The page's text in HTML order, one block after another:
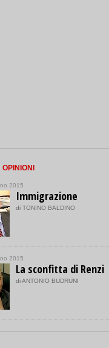
OPINIONI
2015
Immigrazione
di TONINO BALDINO
2015
La sconfitta di Renzi
di ANTONIO BUDRUNI